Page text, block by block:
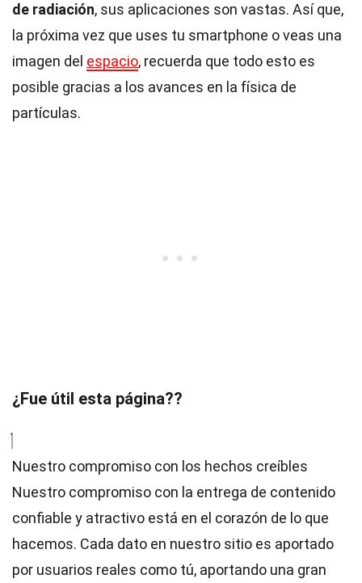
de radiación, sus aplicaciones son vastas. Así que,
la próxima vez que uses tu smartphone o veas una
imagen del espacio, recuerda que todo esto es
posible gracias a los avances en la física de
partículas.
¿Fue útil esta página??
Nuestro compromiso con los hechos creíbles
Nuestro compromiso con la entrega de contenido
confiable y atractivo está en el corazón de lo que
hacemos. Cada dato en nuestro sitio es aportado
por usuarios reales como tú, aportando una gran